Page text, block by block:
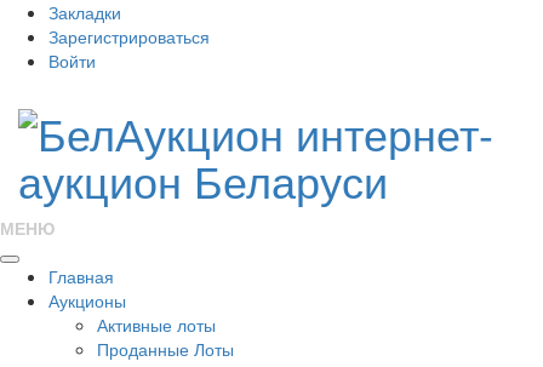
Закладки
Зарегистрироваться
Войти
МЕНЮ
Главная
Аукционы
Активные лоты
Проданные Лоты